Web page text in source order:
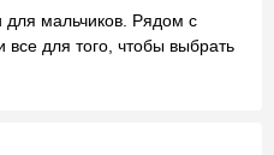
для мальчиков. Рядом с
все для того, чтобы выбрать